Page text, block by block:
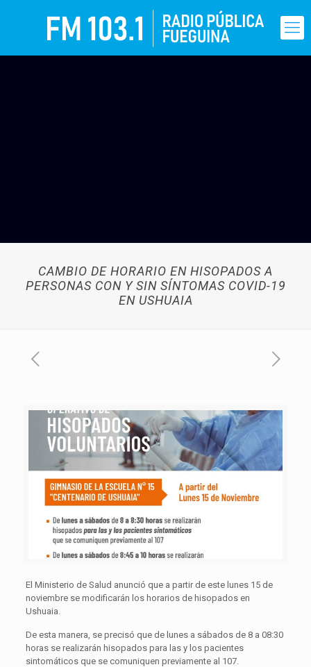
CAMBIO DE HORARIO EN HISOPADOS A
PERSONAS CON Y SIN SÍNTOMAS COVID-19
EN USHUAIA
El Ministerio de Salud anunció que a partir de este lunes 15 de
noviembre se modificarán los horarios de hisopados en
Ushuaia.
De esta manera, se precisó que de lunes a sábados de 8 a 08:30
horas se realizarán hisopados para las y los pacientes
sintomáticos que se comuniquen previamente al 107.